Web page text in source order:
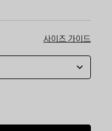
사이즈 가이드